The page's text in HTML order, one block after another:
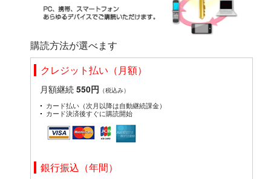
購読方法が選べます
クレジット払い（月額）
月額継続 550円 （税込み）
カード払い（次月以降は自動継続課金）
カード決済後すぐに購読開始
銀行振込（年間）